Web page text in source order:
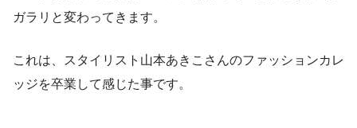
ガラリと変わってきます。
これは、スタイリスト山本あきこさんのファッションカレ
ッジを卒業して感じた事です。